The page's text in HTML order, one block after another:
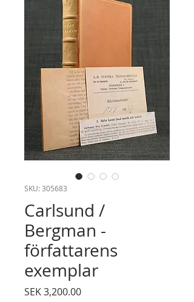
SKU: 305683
Carlsund /
Bergman -
författarens
exemplar
SEK 3,200.00Price